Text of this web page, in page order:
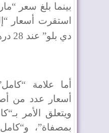
استقرت أسعار
دي بلو” عند 28 درهمًا للعلبة
أما علامة
ويتعلق الأمر
بمصفاة”،